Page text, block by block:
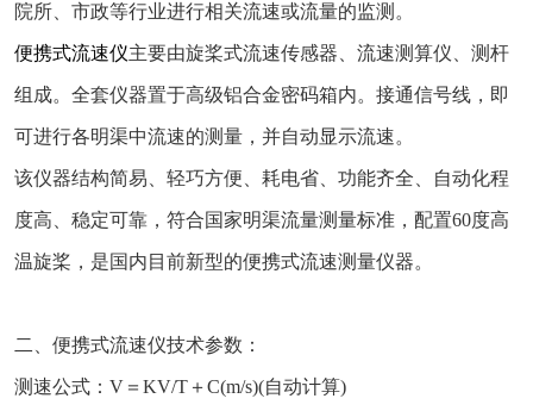
院所、市政等行业进行相关流速或流量的监测。
便携式流速仪主要由旋桨式流速传感器、流速测算仪、测杆
组成。全套仪器置于高级铝合金密码箱内。接通信号线，即
可进行各明渠中流速的测量，并自动显示流速。
该仪器结构简易、轻巧方便、耗电省、功能齐全、自动化程
度高、稳定可靠，符合国家明渠流量测量标准，配置60度高
温旋桨，是国内目前新型的便携式流速测量仪器。
二、便携式流速仪技术参数：
测速公式：V＝KV/T＋C(m/s)(自动计算)